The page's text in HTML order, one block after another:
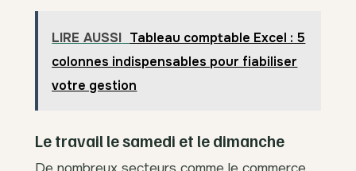
LIRE AUSSI Tableau comptable Excel : 5
colonnes indispensables pour fiabiliser
votre gestion
Le travail le samedi et le dimanche